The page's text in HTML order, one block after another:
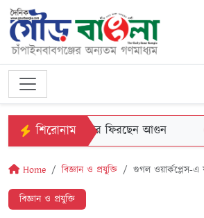
শিরোনাম
দীর্ঘ পাঁচ বছর পর ফিরছেন আগুন
Home বিজ্ঞান ও প্রযুক্তি গুগল ওয়ার্কপ্লেস-এ
বিজ্ঞান ও প্রযুক্তি